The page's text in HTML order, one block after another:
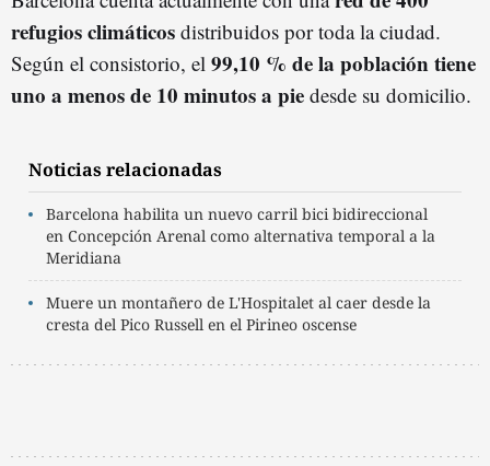
refugios climáticos distribuidos por toda la ciudad.
Según el consistorio, el 99,10 % de la población tiene
uno a menos de 10 minutos a pie desde su domicilio.
Noticias relacionadas
Barcelona habilita un nuevo carril bici bidireccional
en Concepción Arenal como alternativa temporal a la
Meridiana
Muere un montañero de L'Hospitalet al caer desde la
cresta del Pico Russell en el Pirineo oscense